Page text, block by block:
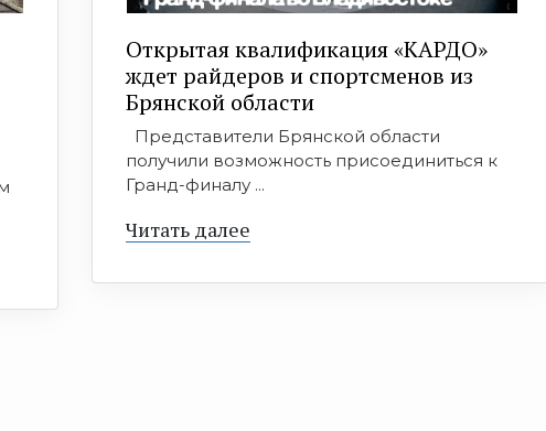
Открытая квалификация «КАРДО»
ждет райдеров и спортсменов из
Брянской области
Представители Брянской области
получили возможность присоединиться к
Гранд-финалу ...
Читать далее